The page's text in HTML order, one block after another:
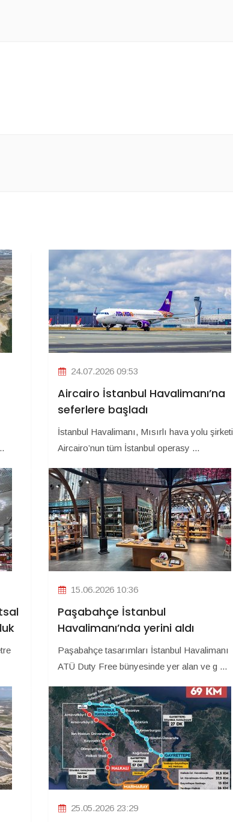
24.07.2026 09:53
Aircairo İstanbul Havalimanı’na
seferlere başladı
İstanbul Havalimanı, Mısırlı hava yolu şirketi
Aircairo’nun tüm İstanbul operasy ...
15.06.2026 10:36
Paşabahçe İstanbul
Havalimanı’nda yerini aldı
Paşabahçe tasarımları İstanbul Havalimanı
ATÜ Duty Free bünyesinde yer alan ve g ...
25.05.2026 23:29